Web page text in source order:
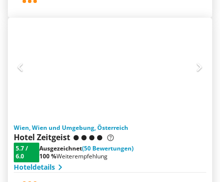
Wien, Wien und Umgebung, Österreich
Hotel Zeitgeist
5.7/
6.0
Ausgezeichnet(50 Bewertungen)
100 %Weiterempfehlung
Hoteldetails